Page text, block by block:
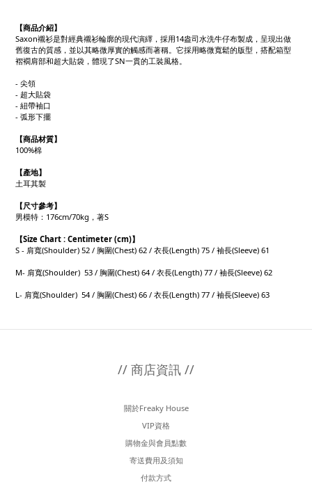
【商品介紹】
Saxon襯衫是對經典襯衫輪廓的現代演繹，採用14盎司水洗牛仔布製成，呈現出做
舊復古的質感，並以其略微厚實的觸感而著稱。它採用略微寬鬆的版型，搭配箱型
褶襉肩部和超大貼袋，體現了SN一貫的工裝風格。
- 尖領
- 超大貼袋
- 紐帶袖口
- 弧形下擺
【商品材質】
100%棉
【產地】
土耳其製
【尺寸參考】
男模特：176cm/70kg，著S
【Size Chart : Centimeter (cm)】
S - 肩寬(Shoulder) 52 / 胸圍(Chest) 62 / 衣長(Length) 75 / 袖長(Sleeve) 61
M- 肩寬(Shoulder) 53 / 胸圍(Chest) 64 / 衣長(Length) 77 / 袖長(Sleeve) 62
L- 肩寬(Shoulder) 54 / 胸圍(Chest) 66 / 衣長(Length) 77 / 袖長(Sleeve) 63
// 商店資訊 //
關於Freaky House
VIP資格
購物金與會員點數
寄送費用及須知
付款方式